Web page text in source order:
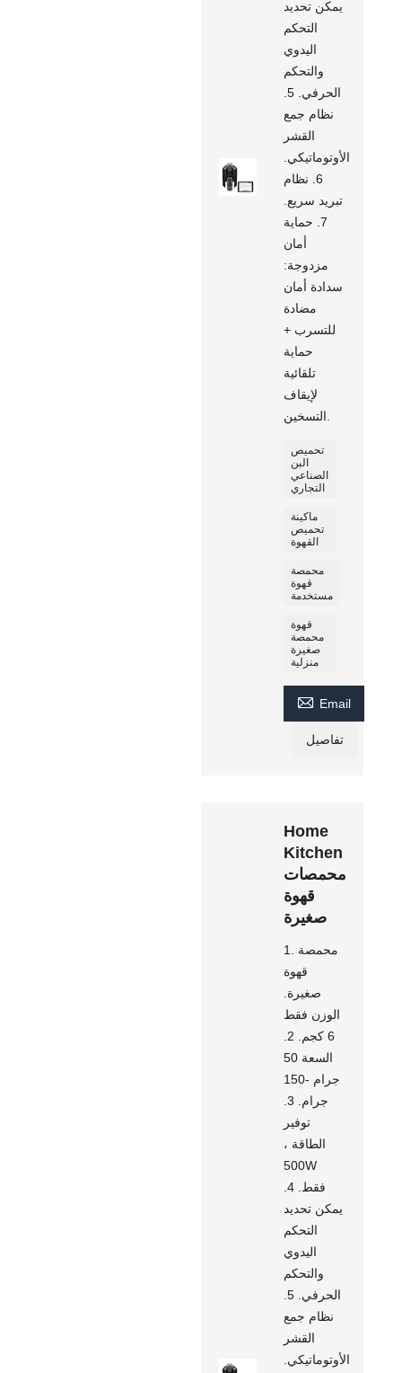
يمكن تحديد
التحكم
اليدوي
والتحكم
الحرفي. 5.
نظام جمع
القشر
الأوتوماتيكي.
6. نظام
تبريد سريع.
7. حماية
أمان
مزدوجة:
سدادة أمان
مضادة
للتسرب +
حماية
تلقائية
لإيقاف
تحميص
البن
الصناعي
التجاري
ماكينة
تحميص
القهوة
محمصة
قهوة
مستخدمة
قهوة
محمصة
صغيرة
منزلية
 Email
تفاصيل
Home
Kitchen
محمصات
قهوة
صغيرة
1. محمصة
قهوة
صغيرة.
الوزن فقط
السعة 50
جرام -150
جرام. 3.
توفير
الطاقة ،
500W
فقط. 4.
يمكن تحديد
التحكم
اليدوي
والتحكم
الحرفي. 5.
نظام جمع
القشر
الأوتوماتيكي.